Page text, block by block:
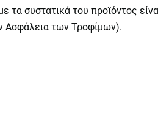
τα συστατικά του προϊόντος
Ασφάλεια των Τροφίμων).